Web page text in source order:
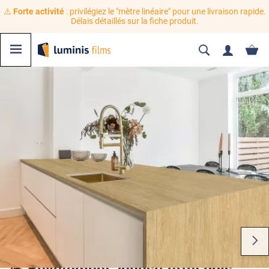
⚠️ Forte activité: privilégiez le "mètre linéaire" pour une livraison rapide.
Délais détaillés sur la fiche produit.